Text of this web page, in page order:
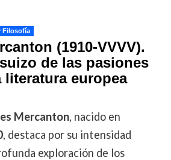
Filosofía
(1910-VVVV).
de las pasiones
literatura europea
Mercanton, nacido en
, destaca por su intensidad
exploración de los